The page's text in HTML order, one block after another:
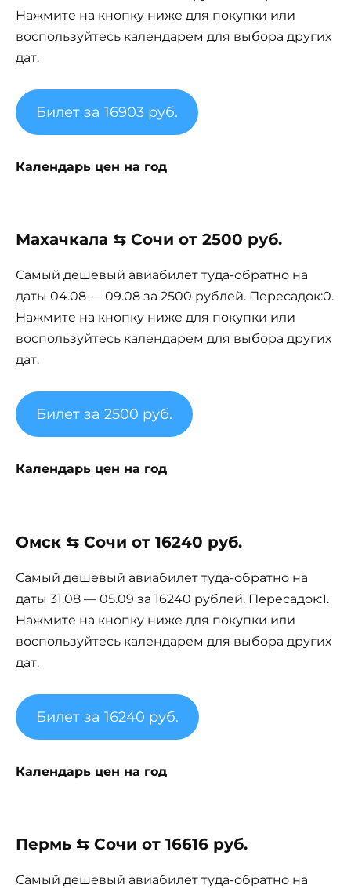
Нажмите на кнопку ниже для покупки или
воспользуйтесь календарем для выбора других
дат.
Билет за 16903 руб.
Календарь цен на год
Махачкала ⇆ Сочи от 2500 руб.
Самый дешевый авиабилет туда-обратно на
даты 04.08 — 09.08 за 2500 рублей. Пересадок:0.
Нажмите на кнопку ниже для покупки или
воспользуйтесь календарем для выбора других
дат.
Билет за 2500 руб.
Календарь цен на год
Омск ⇆ Сочи от 16240 руб.
Самый дешевый авиабилет туда-обратно на
даты 31.08 — 05.09 за 16240 рублей. Пересадок:1.
Нажмите на кнопку ниже для покупки или
воспользуйтесь календарем для выбора других
дат.
Билет за 16240 руб.
Календарь цен на год
Пермь ⇆ Сочи от 16616 руб.
Самый дешевый авиабилет туда-обратно на